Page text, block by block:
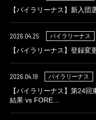
【バイラリーナス】新入団
2026.04.25 バイラリーナス
【バイラリーナス】登録変
2026.04.19 バイラリーナス
【バイラリーナス】第24
結果 vs FORE…